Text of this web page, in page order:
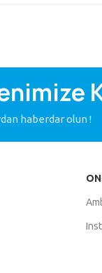
haberdar olun !